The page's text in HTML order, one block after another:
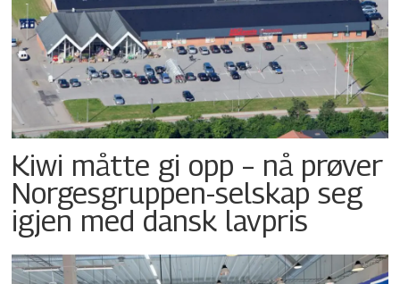
Kiwi måtte gi opp – nå prøver
Norgesgruppen-selskap seg
igjen med dansk lavpris